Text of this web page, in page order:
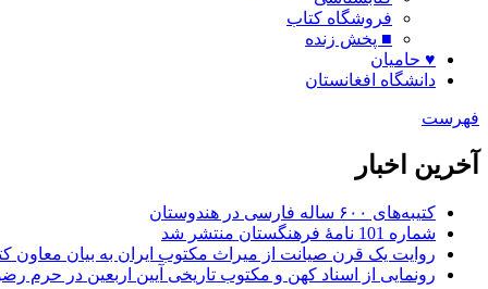
فروشگاه کتاب
■ پخش زنده
♥ حامیان
دانشگاه افغانستان
فهرست
آخرین اخبار
کتیبه‌های ۶۰۰ ساله فارسی در هندوستان
شماره 101 نامۀ فرهنگستان منتشر شد
روایت یک قرن صیانت از میراث مکتوب ایران به بیان معاون
رونمایی از اسناد کهن و مکتوب تاریخی آیین اربعین در حرم